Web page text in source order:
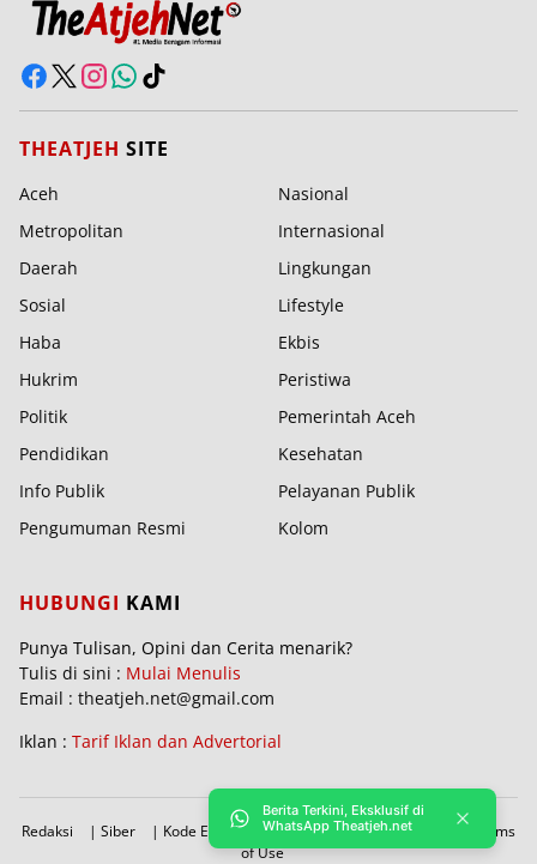
THEATJEH SITE
Aceh
Nasional
Metropolitan
Internasional
Daerah
Lingkungan
Sosial
Lifestyle
Haba
Ekbis
Hukrim
Peristiwa
Politik
Pemerintah Aceh
Pendidikan
Kesehatan
Info Publik
Pelayanan Publik
Pengumuman Resmi
Kolom
HUBUNGI KAMI
Punya Tulisan, Opini dan Cerita menarik?
Tulis di sini : Mulai Menulis
Email : theatjeh.net@gmail.com
Iklan : Tarif Iklan dan Advertorial
Redaksi | Siber | Kode Etik | PBRA |Donasi |Sitemap |
Terms
of Use
Berita Terkini, Eksklusif di
WhatsApp Theatjeh.net